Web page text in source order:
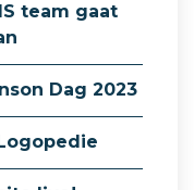
team gaat
Dag 2023